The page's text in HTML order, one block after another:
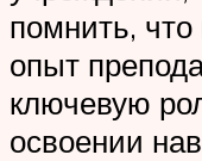
помнить, что
опыт
ключевую
освоении